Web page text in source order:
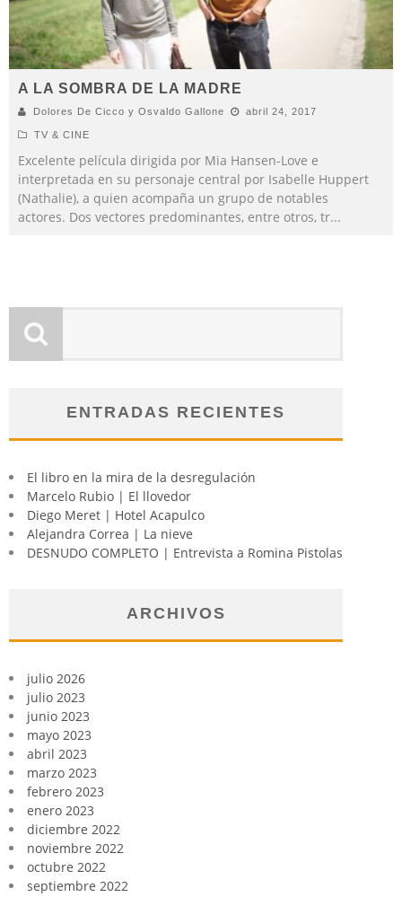
A LA SOMBRA DE LA MADRE
Dolores De Cicco y Osvaldo Gallone abril 24, 2017
TV & CINE
Excelente película dirigida por Mia Hansen-Love e
interpretada en su personaje central por Isabelle Huppert
(Nathalie), a quien acompaña un grupo de notables
actores. Dos vectores predominantes, entre otros, tr...
ENTRADAS RECIENTES
El libro en la mira de la desregulación
Marcelo Rubio | El llovedor
Diego Meret | Hotel Acapulco
Alejandra Correa | La nieve
DESNUDO COMPLETO | Entrevista a Romina Pistolas
ARCHIVOS
julio 2026
julio 2023
junio 2023
mayo 2023
abril 2023
marzo 2023
febrero 2023
enero 2023
diciembre 2022
noviembre 2022
octubre 2022
septiembre 2022